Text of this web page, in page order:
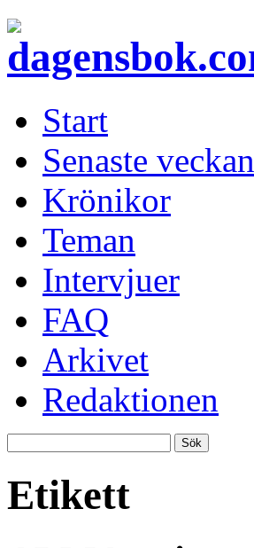
Start
Senaste veckan
Krönikor
Teman
Intervjuer
FAQ
Arkivet
Redaktionen
Etikett